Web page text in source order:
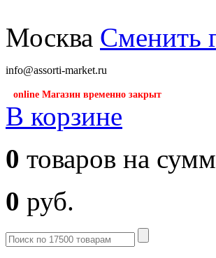
Москва Сменить
info@assorti-market.ru
online Магазин временно закрыт
В корзине
0 товаров на
0 руб.